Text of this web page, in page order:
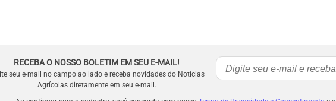
RECEBA O NOSSO BOLETIM EM SEU E-MAIL!
seu e-mail no campo ao lado e receba novidades do Notícias
Agrícolas diretamente em seu e-mail.